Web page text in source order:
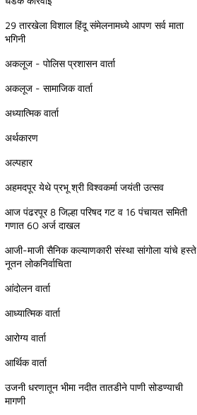
29 तारखेला विशाल हिंदू संमेलनामध्ये आपण सर्व माता
भगिनी
अकलूज - पोलिस प्रशासन वार्ता
अकलूज - सामाजिक वार्ता
अध्यात्मिक वार्ता
अर्थकारण
अल्पहार
अहमदपूर येथे प्रभू श्री विश्वकर्मा जयंती उत्सव
आज पंढरपूर 8 जिल्हा परिषद गट व 16 पंचायत समिती
गणात 60 अर्ज दाखल
आजी-माजी सैनिक कल्याणकारी संस्था सांगोला यांचे हस्ते
नूतन लोकनिर्वाचिता
आंदोलन वार्ता
आध्यात्मिक वार्ता
आरोग्य वार्ता
आर्थिक वार्ता
उजनी धरणातून भीमा नदीत तातडीने पाणी सोडण्याची
मागणी